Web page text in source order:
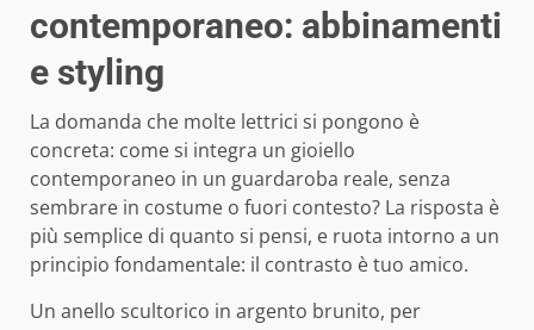
contemporaneo: abbinamenti
e styling
La domanda che molte lettrici si pongono è
concreta: come si integra un gioiello
contemporaneo in un guardaroba reale, senza
sembrare in costume o fuori contesto? La risposta è
più semplice di quanto si pensi, e ruota intorno a un
principio fondamentale: il contrasto è tuo amico.
Un anello scultorico in argento brunito, per